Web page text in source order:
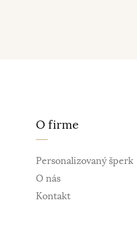
O firme
Personalizovaný šperk
O nás
Kontakt